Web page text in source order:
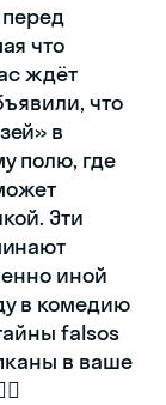
что
ждёт
что
в
полю, где
Эти
иной
в комедию
falsos
в ваше